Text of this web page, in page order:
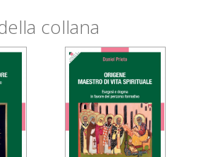
collana